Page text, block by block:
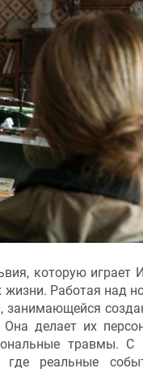
которую играет
жизни. Работая над
занимающейся
делает их
травмы.
реальные